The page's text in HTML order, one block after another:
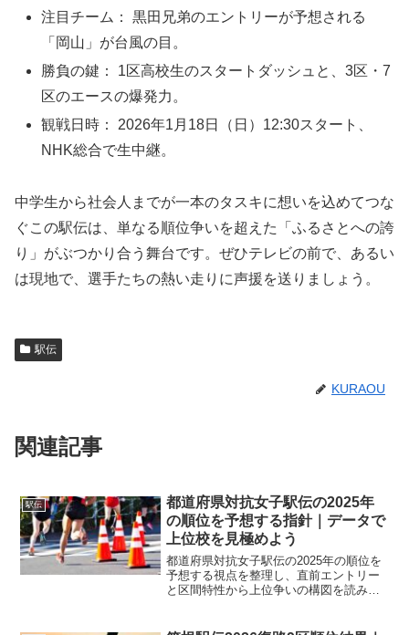
注目チーム： 黒田兄弟のエントリーが予想される
「岡山」が台風の目。
勝負の鍵： 1区高校生のスタートダッシュと、3区・7
区のエースの爆発力。
観戦日時： 2026年1月18日（日）12:30スタート、
NHK総合で生中継。
中学生から社会人までが一本のタスキに想いを込めてつな
ぐこの駅伝は、単なる順位争いを超えた「ふるさとへの誇
り」がぶつかり合う舞台です。ぜひテレビの前で、あるい
は現地で、選手たちの熱い走りに声援を送りましょう。
駅伝
KURAOU
関連記事
駅伝
都道府県対抗女子駅伝の2025年
の順位を予想する指針｜データで
上位校を見極めよう
都道府県対抗女子駅伝の2025年の順位を
予想する視点を整理し、直前エントリー
と区間特性から上位争いの構図を読み解